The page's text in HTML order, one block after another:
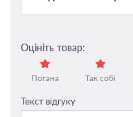
Оцініть товар:
Погана Так собі
Текст відгуку